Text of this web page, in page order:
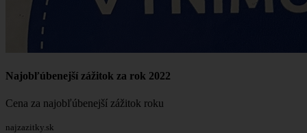
Najobľúbenejší zážitok za rok 2022
Cena za najobľúbenejší zážitok roku
najzazitky.sk